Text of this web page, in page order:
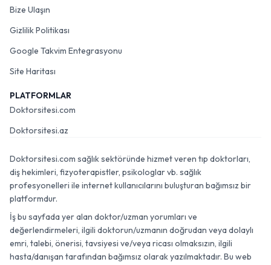
Bize Ulaşın
Gizlilik Politikası
Google Takvim Entegrasyonu
Site Haritası
PLATFORMLAR
Doktorsitesi.com
Doktorsitesi.az
Doktorsitesi.com sağlık sektöründe hizmet veren tıp doktorları,
diş hekimleri, fizyoterapistler, psikologlar vb. sağlık
profesyonelleri ile internet kullanıcılarını buluşturan bağımsız bir
platformdur.
İş bu sayfada yer alan doktor/uzman yorumları ve
değerlendirmeleri, ilgili doktorun/uzmanın doğrudan veya dolaylı
emri, talebi, önerisi, tavsiyesi ve/veya ricası olmaksızın, ilgili
hasta/danışan tarafından bağımsız olarak yazılmaktadır. Bu web